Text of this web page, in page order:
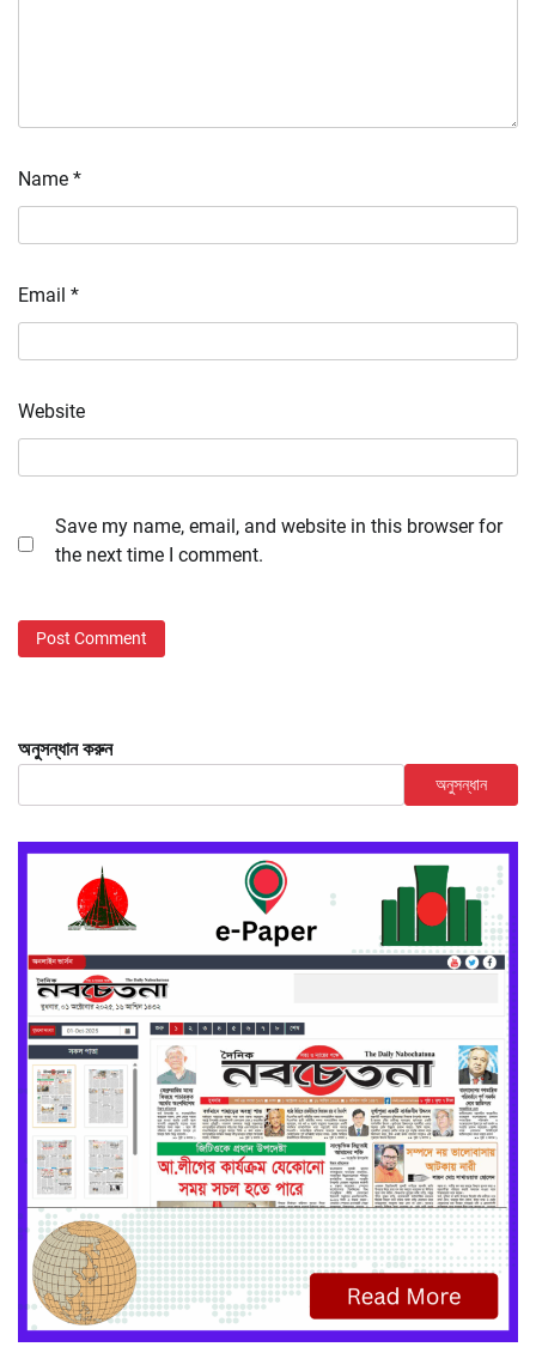
Name *
Email *
Website
Save my name, email, and website in this browser for
the next time I comment.
অনুসন্ধান করুন
অনুসন্ধান